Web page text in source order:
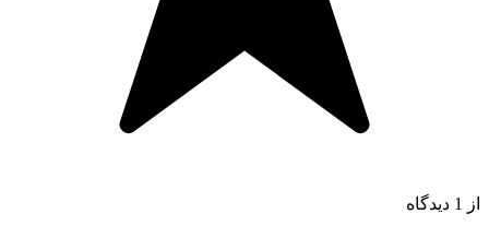
از 1 دیدگاه